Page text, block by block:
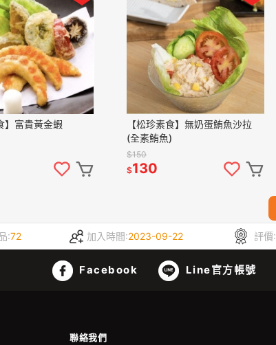
】富貴黃金蝦
【松珍素食】無奶蛋鮪魚沙拉
(全素鮪魚)
$150
$130
:72 加入時間:2023-09-22 評價:
Facebook Line官方帳號
聯絡我們